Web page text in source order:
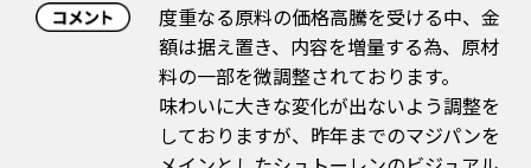
度重なる原料の価格高騰を受ける中、金
額は据え置き、内容を増量する為、原材
料の一部を微調整されております。
味わいに大きな変化が出ないよう調整を
しておりますが、昨年までのマジパンを